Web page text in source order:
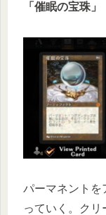
「催眠の宝珠」
パーマネントを
っていく。ク